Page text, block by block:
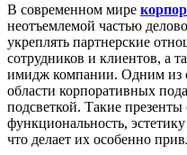
В современном мире
неотъемлемой частью
укреплять партнерские
сотрудников и клиентов, а
имидж компании. Одним из
области корпоративных
подсветкой. Такие презенты
функциональность,
что делает их особенно